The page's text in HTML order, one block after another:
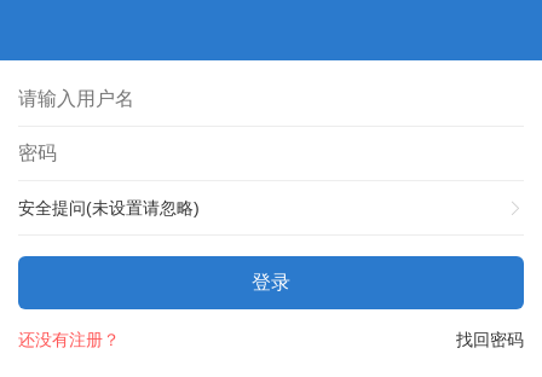
安全提问(未设置请忽略)
登录
找回密码
还没有注册？